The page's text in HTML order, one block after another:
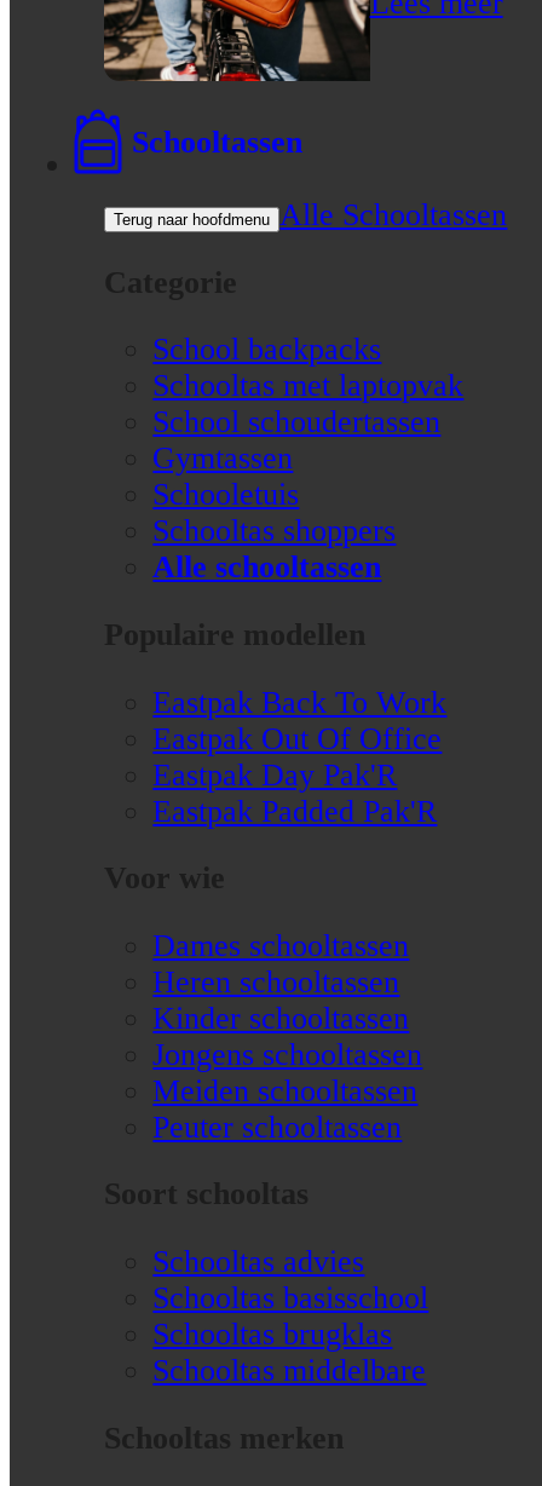
Schooltassen
Terug naar hoofdmenu Alle Schooltassen
Categorie
School backpacks
Schooltas met laptopvak
School schoudertassen
Gymtassen
Schooletuis
Schooltas shoppers
Alle schooltassen
Populaire modellen
Eastpak Back To Work
Eastpak Out Of Office
Eastpak Day Pak'R
Eastpak Padded Pak'R
Voor wie
Dames schooltassen
Heren schooltassen
Kinder schooltassen
Jongens schooltassen
Meiden schooltassen
Peuter schooltassen
Soort schooltas
Schooltas advies
Schooltas basisschool
Schooltas brugklas
Schooltas middelbare
Schooltas merken